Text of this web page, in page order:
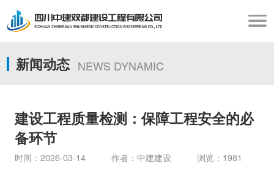
新闻动态 NEWS DYNAMIC
建设工程质量检测：保障工程安全的必
备环节
时间：2026-03-14 作者：中建建设 浏览：1981